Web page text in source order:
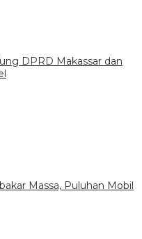
DPRD Makassar dan
Massa, Puluhan Mobil